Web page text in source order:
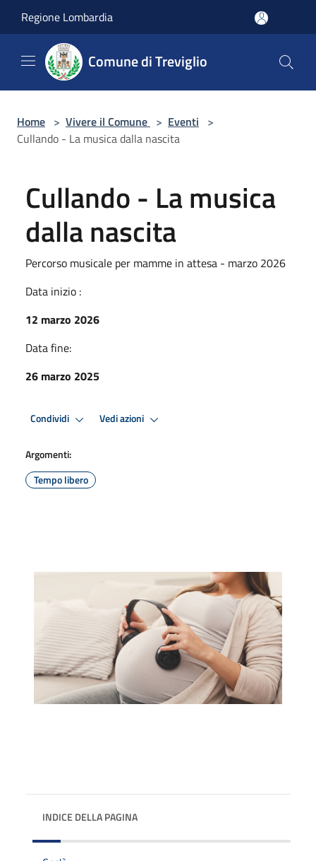
Regione Lombardia
Comune di Treviglio
Home > Vivere il Comune > Eventi >
Cullando - La musica dalla nascita
Cullando - La musica
dalla nascita
Percorso musicale per mamme in attesa - marzo 2026
Data inizio :
12 marzo 2026
Data fine:
26 marzo 2025
Condividi Vedi azioni
Argomenti:
Tempo libero
INDICE DELLA PAGINA